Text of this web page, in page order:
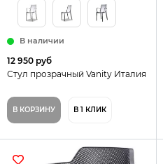
В наличии
12 950 руб
Стул прозрачный Vanity Италия
В КОРЗИНУ В 1 КЛИК